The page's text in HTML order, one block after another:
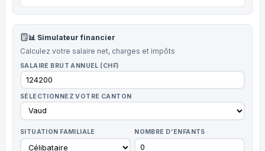
📊 Simulateur financier
Calculez votre salaire net, charges et impôts
SALAIRE BRUT ANNUEL (CHF)
SÉLECTIONNEZ VOTRE CANTON
SITUATION FAMILIALE NOMBRE D'ENFANTS